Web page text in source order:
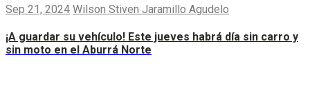
Sep 21, 2024 Wilson Stiven Jaramillo Agudelo
¡A guardar su vehículo! Este jueves habrá día sin carro y
sin moto en el Aburrá Norte